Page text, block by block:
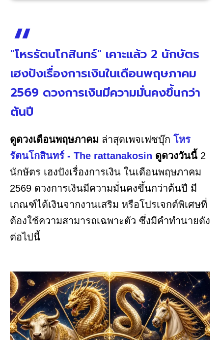
"โหรรัตนโกสินทร์" เคาะแล้ว 2 นักษัตร
เฮงปังเรื่องการเงินในเดือนพฤษภาคม
2569 ดวงการเงินมีความมั่นคงขึ้นกว่า
ต้นปี
ดูดวงเดือนพฤษภาคม ล่าสุดเพจเฟซบุ๊ก โหร
รัตนโกสินทร์ - The rattanakosin ดูดวงวันนี้ 2
นักษัตร เฮงปังเรื่องการเงิน ในเดือนพฤษภาคม
2569 ดวงการเงินมีความมั่นคงขึ้นกว่าต้นปี มี
เกณฑ์ได้เงินจากงานเสริม หรือโปรเจกต์พิเศษที่
ต้องใช้ความสามารถเฉพาะตัว ซึ่งมีคำทำนายดัง
ต่อไปนี้